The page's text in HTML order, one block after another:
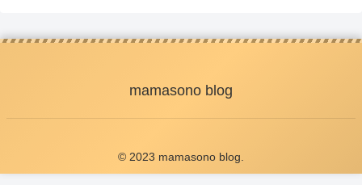
mamasono blog
© 2023 mamasono blog.